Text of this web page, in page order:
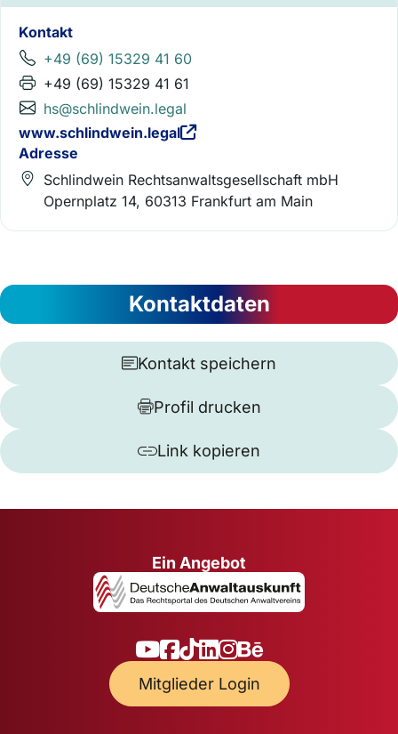
Kontakt
+49 (69) 15329 41 60
+49 (69) 15329 41 61
hs@schlindwein.legal
www.schlindwein.legal
Adresse
Schlindwein Rechtsanwaltsgesellschaft mbH
Opernplatz 14, 60313 Frankfurt am Main
Kontaktdaten
Kontakt speichern
Profil drucken
Link kopieren
Ein Angebot
Mitglieder Login